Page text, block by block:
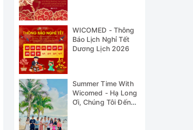
WICOMED - Thông
Báo Lịch Nghỉ Tết
Dương Lịch 2026
Summer Time With
Wicomed - Hạ Long
Ơi, Chúng Tôi Đến